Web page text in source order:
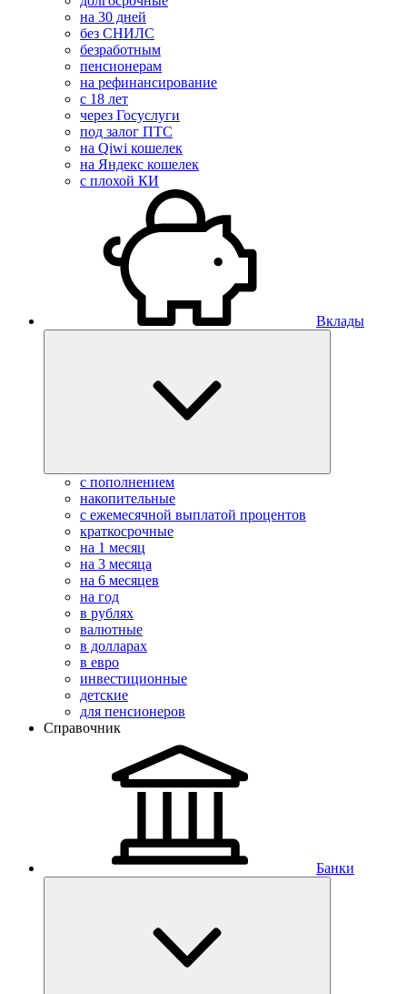
на 30 дней
без СНИЛС
безработным
пенсионерам
на рефинансирование
с 18 лет
через Госуслуги
под залог ПТС
на Qiwi кошелек
на Яндекс кошелек
с плохой КИ
Вклады
с пополнением
накопительные
с ежемесячной выплатой процентов
краткосрочные
на 1 месяц
на 3 месяца
на 6 месяцев
на год
в рублях
валютные
в долларах
в евро
инвестиционные
детские
для пенсионеров
Справочник
Банки